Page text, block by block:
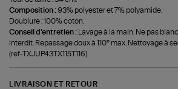
Composition : 93% polyester et 7% polyamide.
Doublure : 100% coton.
Conseil d'entretien : Lavage à la main. Ne pas
interdit. Repassage doux à 110° max. Nettoyage à
(ref-TXJUP43TX115T116)
LIVRAISON ET RETOUR